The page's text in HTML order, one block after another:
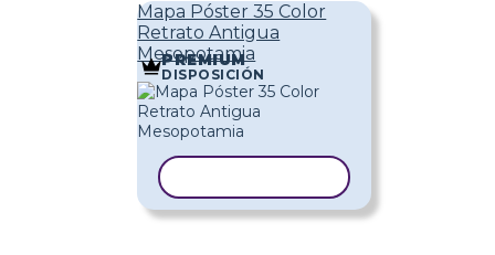
Mapa Póster 35 Color
Retrato Antigua
Mesopotamia
PREMIUM
DISPOSICIÓN